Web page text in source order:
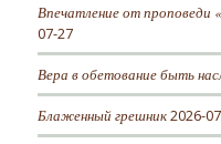
Впечатление от
07-27
Вера в обетование быть
Блаженный грешник 2026-